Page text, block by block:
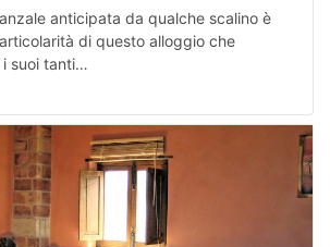
anticipata da qualche scalino è
di questo alloggio che
i suoi tanti…